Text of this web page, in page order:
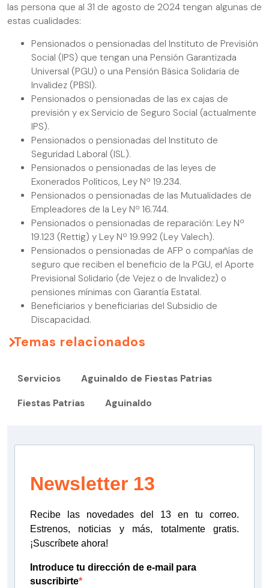
las persona que al 31 de agosto de 2024 tengan algunas de
estas cualidades:
Pensionados o pensionadas del Instituto de Previsión
Social (IPS) que tengan una Pensión Garantizada
Universal (PGU) o una Pensión Básica Solidaria de
Invalidez (PBSI).
Pensionados o pensionadas de las ex cajas de
previsión y ex Servicio de Seguro Social (actualmente
IPS).
Pensionados o pensionadas del Instituto de
Seguridad Laboral (ISL).
Pensionados o pensionadas de las leyes de
Exonerados Políticos, Ley Nº 19.234.
Pensionados o pensionadas de las Mutualidades de
Empleadores de la Ley Nº 16.744.
Pensionados o pensionadas de reparación: Ley Nº
19.123 (Rettig) y Ley Nº 19.992 (Ley Valech).
Pensionados o pensionadas de AFP o compañías de
seguro que reciben el beneficio de la PGU, el Aporte
Previsional Solidario (de Vejez o de Invalidez) o
pensiones mínimas con Garantía Estatal.
Beneficiarios y beneficiarias del Subsidio de
Discapacidad.
Temas relacionados
Servicios Aguinaldo de Fiestas Patrias
Fiestas Patrias Aguinaldo
Newsletter 13
Recibe las novedades del 13 en tu correo.
Estrenos, noticias y más, totalmente gratis.
¡Suscríbete ahora!
Introduce tu dirección de e-mail para
suscribirte